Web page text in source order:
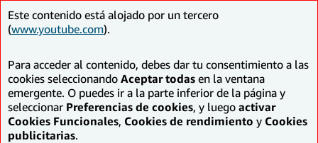
electrónico
Este contenido está alojado por un tercero
(www.youtube.com).
Para acceder al contenido, debes dar tu consentimiento a las
cookies seleccionando Aceptar todas en la ventana
emergente. O puedes ir a la parte inferior de la página y
seleccionar Preferencias de cookies, y luego activar
Cookies Funcionales, Cookies de rendimiento y Cookies
publicitarias.